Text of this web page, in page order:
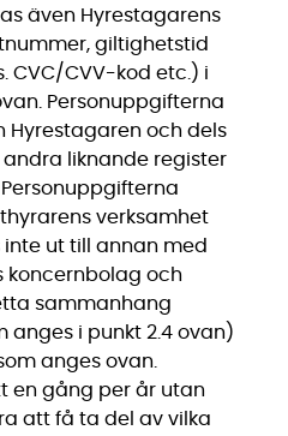
även Hyrestagarens
giltighetstid
CVC/CVV-kod etc.) i
Personuppgifterna
Hyrestagaren och dels
andra liknande register
verksamhet
ut till annan med
koncernbolag och
sammanhang
anges i punkt 2.4 ovan)
anges ovan.
en gång per år utan
att få ta del av vilka